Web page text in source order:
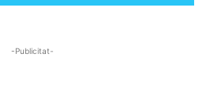
-Publicitat-